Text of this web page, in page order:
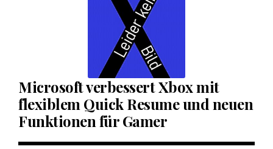
Microsoft verbessert Xbox mit
flexiblem Quick Resume und neuen
Funktionen für Gamer